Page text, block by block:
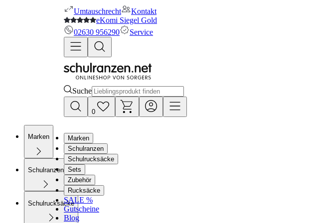
Umtauschrecht
Kontakt
eKomi Siegel Gold
02630 956290
Service
Suche
0
Marken
Schulranzen
Schulrucksäcke
Marken
Schulranzen
Schulrucksäcke
Sets
Zubehör
Rucksäcke
SALE %
Gutscheine
Blog